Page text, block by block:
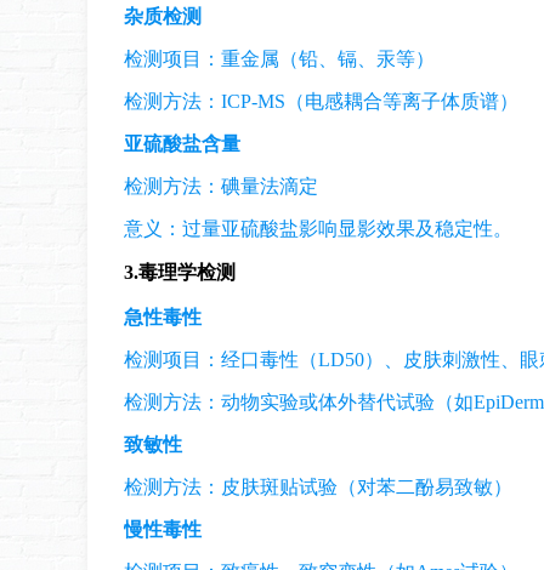
杂质检测
检测项目：重金属（铅、镉、汞等）
检测方法：ICP-MS（电感耦合等离子体质谱）
亚硫酸盐含量
检测方法：碘量法滴定
意义：过量亚硫酸盐影响显影效果及稳定性。
3.毒理学检测
急性毒性
检测项目：经口毒性（LD50）、皮肤刺激性、眼
检测方法：动物实验或体外替代试验（如EpiDerm
致敏性
检测方法：皮肤斑贴试验（对苯二酚易致敏）
慢性毒性